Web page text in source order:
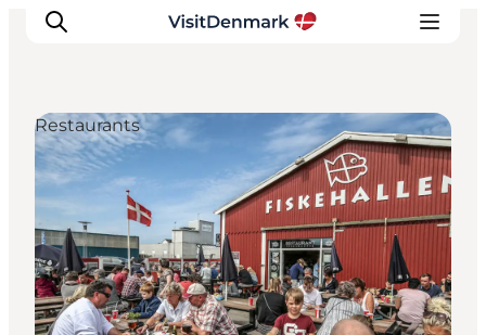
Inspiration
Regionen
Erlebnisse
Unterkünfte
Reiseplanung
Restaurants